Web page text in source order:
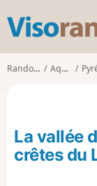
Randonnées Aquitaine
La vallée
crêtes du